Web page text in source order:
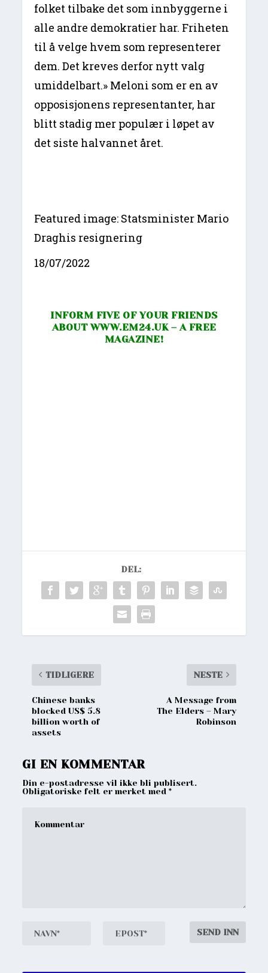
folket tilbake det som innbyggerne i
alle andre demokratier har. Friheten
til å velge hvem som representerer
dem. Det kreves derfor nytt valg
umiddelbart.» Meloni som er en av
opposisjonens representanter, har
blitt stadig mer populær i løpet av
det siste halvannet året.
Featured image: Statsminister Mario
Draghis resignering
18/07/2022
INFORM FIVE OF YOUR FRIENDS
ABOUTWWW.EM24.UK– A FREE
MAGAZINE!
DEL:
TIDLIGERE
Chinese banks
blocked US$ 5.8
billion worth of
assets
NESTE
A Message from
The Elders – Mary
Robinson
GI EN KOMMENTAR
Din e-postadresse vil ikke bli publisert.
Obligatoriske felt er merket med*